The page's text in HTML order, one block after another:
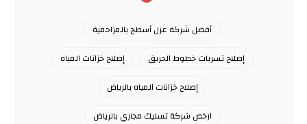
أفضل شركة عزل أسطح بالمزاحمية
إصلاح تسربات خطوط الحريق
إصلاح خزانات المياه
إصلاح خزانات المياه بالرياض
ارخص شركة تسليك مجاري بالرياض